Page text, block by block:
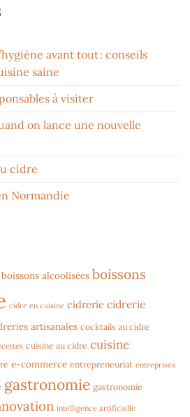
avant tout : conseils
saine
à visiter
on lance une nouvelle
cidre
Normandie
boissons alcoolisées boissons
cidre en cuisine cidrerie cidrerie
artisanales cocktails au cidre
cuisine au cidre cuisine
e-commerce entrepreneuriat entreprises
gastronomie gastronomie
intelligence artificielle